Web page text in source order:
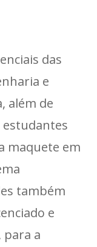
das
e
além de
maquete em
também
e
para a